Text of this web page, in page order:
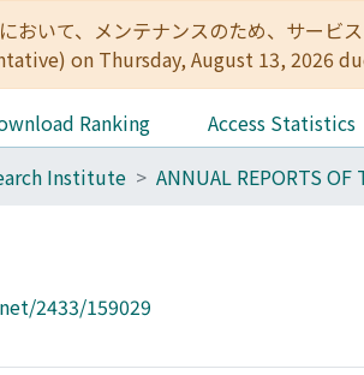
おいて、メンテナンスのため、サー
on Thursday, August 13, 2026
Ranking Access Statistics
Institute
2433/159029